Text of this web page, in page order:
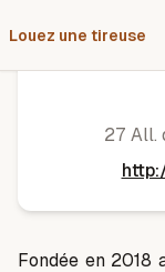
Louez une tireuse
27 All.
Fondée en 2018